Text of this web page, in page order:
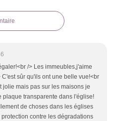
/> Les immeubles,j'aime
sûr qu'ils ont une belle vue!<br
jolie mais pas sur les maisons je
plaque transparente dans l'église!
de choses dans les églises
contre les dégradations